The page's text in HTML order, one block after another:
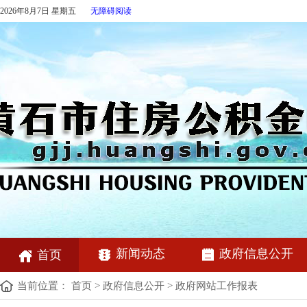
2026年8月7日 星期五 无障碍阅读
首页 新闻动态 政府信息公开
当前位置： 首页 > 政府信息公开 > 政府网站工作报表